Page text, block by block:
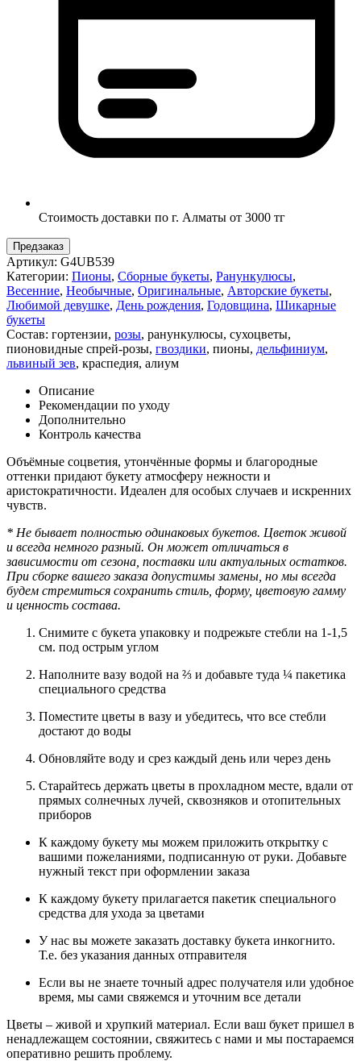
Стоимость доставки по г. Алматы от 3000 тг
Предзаказ
Артикул: G4UB539
Категории: Пионы, Сборные букеты, Ранункулюсы,
Весенние, Необычные, Оригинальные, Авторские букеты,
Любимой девушке, День рождения, Годовщина, Шикарные
букеты
Состав: гортензии, розы, ранункулюсы, сухоцветы,
пионовидные спрей-розы, гвоздики, пионы, дельфиниум,
львиный зев, краспедия, алиум
Описание
Рекомендации по уходу
Дополнительно
Контроль качества
Объёмные соцветия, утончённые формы и благородные
оттенки придают букету атмосферу нежности и
аристократичности. Идеален для особых случаев и искренних
чувств.
* Не бывает полностью одинаковых букетов. Цветок живой
и всегда немного разный. Он может отличаться в
зависимости от сезона, поставки или актуальных остатков.
При сборке вашего заказа допустимы замены, но мы всегда
будем стремиться сохранить стиль, форму, цветовую гамму
и ценность состава.
Снимите с букета упаковку и подрежьте стебли на 1-1,5
см. под острым углом
Наполните вазу водой на ⅔ и добавьте туда ¼ пакетика
специального средства
Поместите цветы в вазу и убедитесь, что все стебли
достают до воды
Обновляйте воду и срез каждый день или через день
Старайтесь держать цветы в прохладном месте, вдали от
прямых солнечных лучей, сквозняков и отопительных
приборов
К каждому букету мы можем приложить открытку с
вашими пожеланиями, подписанную от руки. Добавьте
нужный текст при оформлении заказа
К каждому букету прилагается пакетик специального
средства для ухода за цветами
У нас вы можете заказать доставку букета инкогнито.
Т.е. без указания данных отправителя
Если вы не знаете точный адрес получателя или удобное
время, мы сами свяжемся и уточним все детали
Цветы – живой и хрупкий материал. Если ваш букет пришел в
ненадлежащем состоянии, свяжитесь с нами и мы постараемся
оперативно решить проблему.